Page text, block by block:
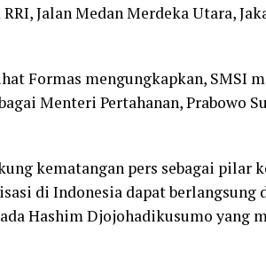
Jalan Medan Merdeka Utara,
Formas mengungkapkan, SMSI
Menteri Pertahanan, Prabowo
kematangan pers sebagai pilar
di Indonesia dapat berlangsung
Hashim Djojohadikusumo yang